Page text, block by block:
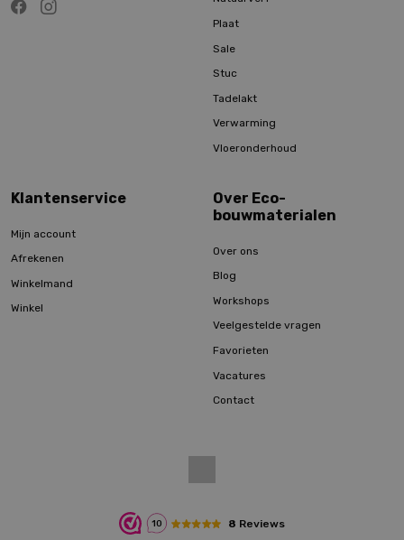
Plaat
Sale
Stuc
Tadelakt
Verwarming
Vloeronderhoud
Klantenservice
Mijn account
Afrekenen
Winkelmand
Winkel
Over Eco-
bouwmaterialen
Over ons
Blog
Workshops
Veelgestelde vragen
Favorieten
Vacatures
Contact
10 8 Reviews